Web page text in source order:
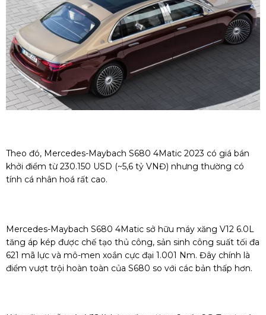
Theo đó, Mercedes-Maybach S680 4Matic 2023 có giá bán
khởi điểm từ 230.150 USD (~5,6 tỷ VNĐ) nhưng thường có
tính cá nhân hoá rất cao.
Mercedes-Maybach S680 4Matic sở hữu máy xăng V12 6.0L
tăng áp kép được chế tạo thủ công, sản sinh công suất tối đa
621 mã lực và mô-men xoắn cực đại 1.001 Nm. Đây chính là
điểm vượt trội hoàn toàn của S680 so với các bản thấp hơn.